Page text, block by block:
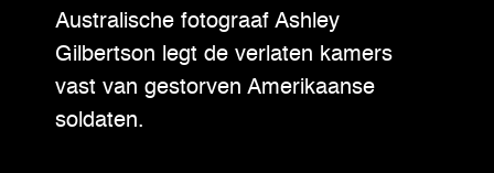
Australische fotograaf Ashley
Gilbertson legt de verlaten kamers
vast van gestorven Amerikaanse
soldaten.